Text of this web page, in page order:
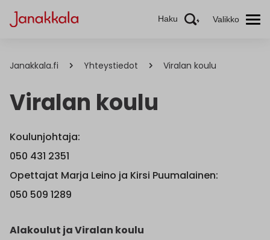
Haku Valikko
Janakkala.fi Yhteystiedot Viralan koulu
Viralan koulu
Koulunjohtaja:
050 431 2351
Opettajat Marja Leino ja Kirsi Puumalainen:
050 509 1289
Alakoulut ja Viralan koulu